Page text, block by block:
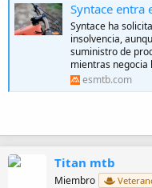
Syntace entra en
Syntace ha
insolvencia,
suministro de
mientras negocia
esmtb.com
Titan mtb
Miembro